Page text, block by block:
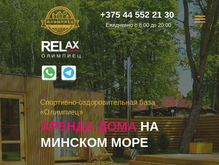
Ежедневно с 8:00 до 20:00
Спортивно-оздоровительная база
«Олимпиец»
АРЕНДА ДОМАНА
МИНСКОМ МОРЕ
+375 44 552 21 30